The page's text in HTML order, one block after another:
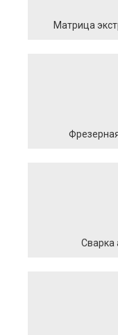
Матрица
Сварка